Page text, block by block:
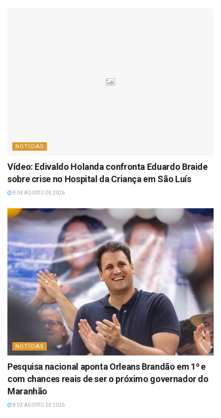
NOTÍCIAS
Vídeo: Edivaldo Holanda confronta Eduardo Braide
sobre crise no Hospital da Criança em São Luís
8 DE AGOSTO DE 2026
NOTÍCIAS
Pesquisa nacional aponta Orleans Brandão em 1⁰ e
com chances reais de ser o próximo governador do
Maranhão
8 DE AGOSTO DE 2026